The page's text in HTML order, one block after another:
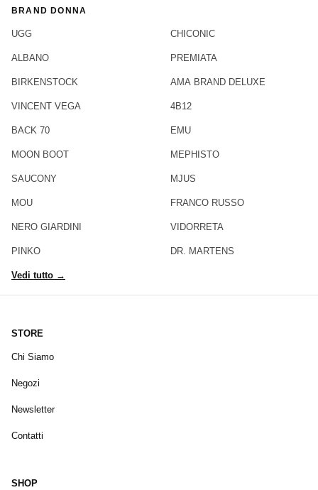
BRAND DONNA
UGG
ALBANO
BIRKENSTOCK
VINCENT VEGA
BACK 70
MOON BOOT
SAUCONY
MOU
NERO GIARDINI
PINKO
CHICONIC
PREMIATA
AMA BRAND DELUXE
4B12
EMU
MEPHISTO
MJUS
FRANCO RUSSO
VIDORRETA
DR. MARTENS
Vedi tutto →
STORE
Chi Siamo
Negozi
Newsletter
Contatti
SHOP